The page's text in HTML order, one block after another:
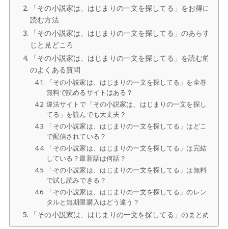
「その小説家は、はじまりの一文を探してる」をお得に
読む方法
「その小説家は、はじまりの一文を探してる」のあらす
じと見どころ
「その小説家は、はじまりの一文を探してる」を読む前
のよくある質問
「その小説家は、はじまりの一文を探してる」を全巻
無料で読めるサイトはある？
違法サイトで「その小説家は、はじまりの一文を探し
てる」を読んでも大丈夫？
「その小説家は、はじまりの一文を探してる」はどこ
で配信されている？
「その小説家は、はじまりの一文を探してる」は完結
している？最新話は何話？
「その小説家は、はじまりの一文を探してる」は無料
で試し読みできる？
「その小説家は、はじまりの一文を探してる」のレン
タルと無期限購入はどう違う？
「その小説家は、はじまりの一文を探してる」のまとめ